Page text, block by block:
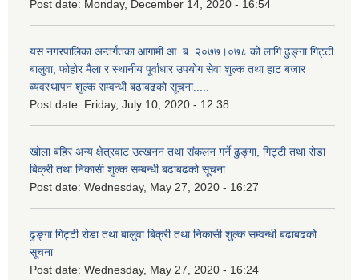
Post date: Monday, December 14, 2020 - 16:54
यस नगरपालिका अन्तर्गतका आगामी आ. ब. २०७७।०७८ को लागि ढुङ्गा गिट्टी
बालुवा, फोहोर मैला र स्थानीय पूर्वाधार उपयोग सेवा शुल्क तथा हाट बजार
ब्यवस्थापन शुल्क सम्वन्धी बढाबढको सूचना.....
Post date: Friday, July 10, 2020 - 12:38
खोला बहिर अन्य क्षेत्रवाट उत्खनन तथा संकलन गर्ने ढुङ्गा, गिट्टी तथा रोडा
बिक्री तथा निकासी शुल्क सम्बन्धी बढाबढको सूचना
Post date: Wednesday, May 27, 2020 - 16:27
ढुङ्गा गिट्टी रोडा तथा बालुवा बिक्री तथा निकासी शुल्क सम्वन्धी बढाबढको
सूचना
Post date: Wednesday, May 27, 2020 - 16:24